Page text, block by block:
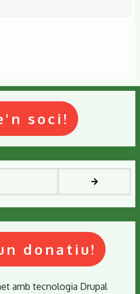
soci!
donatiu!
amb tecnologia Drupal